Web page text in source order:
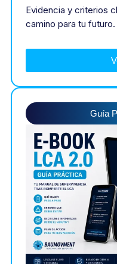
Evidencia y criterios
camino para tu futuro.
Guía